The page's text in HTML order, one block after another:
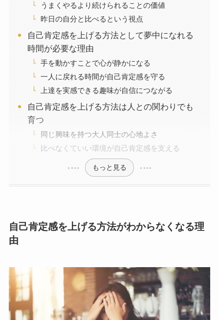
うまくやるより続けられることの価値
昨日の自分と比べるという視点
自己肯定感を上げる方法として夢中になれる
時間が必要な理由
手を動かすことで心が静かになる
一人に戻れる時間が自己肯定感を守る
上達を実感できる趣味が自信につながる
自己肯定感を上げる方法は人との関わりでも
育つ
同じ興味を持つ大人同士の心地よさ
比べなくていい環境が自己肯定感を支える
もっと見る
自己肯定感を上げる方法がわからなくなる理
由